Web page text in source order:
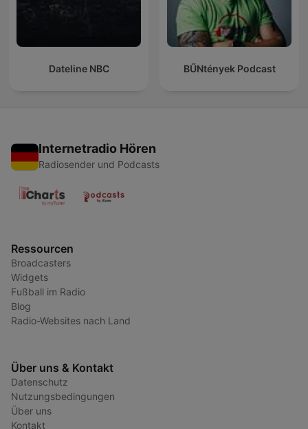
Dateline NBC BŰNtények Podcast
Internetradio Hören
Radiosender und Podcasts
Ressourcen
Broadcasters
Widgets
Fußball im Radio
Blog
Radio-Websites nach Land
Über uns & Kontakt
Datenschutz
Nutzungsbedingungen
Über uns
Kontakt